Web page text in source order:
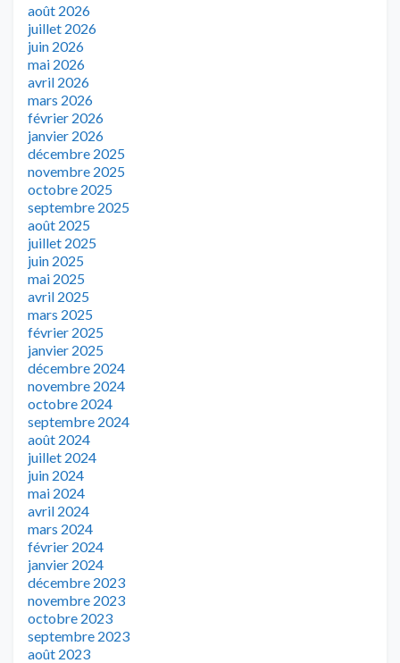
août 2026
juillet 2026
juin 2026
mai 2026
avril 2026
mars 2026
février 2026
janvier 2026
décembre 2025
novembre 2025
octobre 2025
septembre 2025
août 2025
juillet 2025
juin 2025
mai 2025
avril 2025
mars 2025
février 2025
janvier 2025
décembre 2024
novembre 2024
octobre 2024
septembre 2024
août 2024
juillet 2024
juin 2024
mai 2024
avril 2024
mars 2024
février 2024
janvier 2024
décembre 2023
novembre 2023
octobre 2023
septembre 2023
août 2023